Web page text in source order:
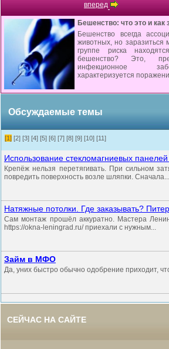
вперед
Бешенство: что это и как
Бешенство всегда
животных, но заразиться
группе риска
бешенство? Это,
инфекционное
характеризуется
Обсуждаемые темы
[1] [2] [3] [4] [5] [6] [7] [8] [9] [10] [11]
Использование стекломагниевых панелей
Крепёж нельзя перетягивать. При сильном
повредить поверхность возле шляпки. Сначала...
Натяжные потолки. Где заказывать? Питер
Сам монтаж прошёл аккуратно. Мастера
https://okna-leningrad.ru/ приехали с нужным...
Займ в МФО
Да, уних быстро обычно одобрение приходит,
СЕЙЧАС НА САЙТЕ